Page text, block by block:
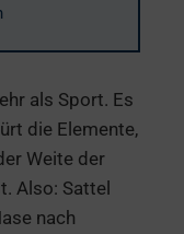
als Sport. Es
die Elemente,
Weite der
Also: Sattel
nach